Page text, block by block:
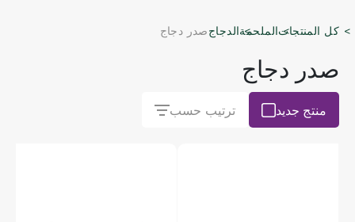
KSA كل المنتجاتالملحمةالدجاجصدر دجاج
صدر دجاج
منتج جديد ترتيب حسب